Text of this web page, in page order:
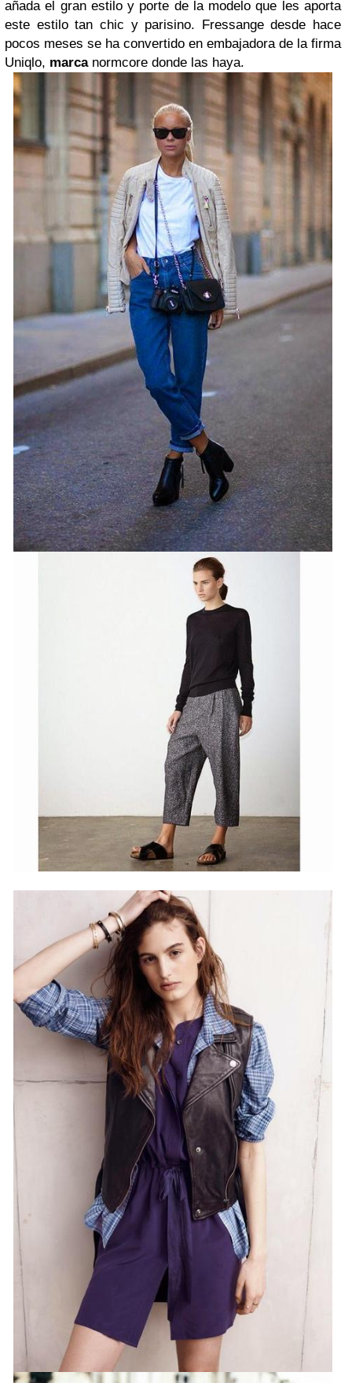
añada el gran estilo y porte de la modelo que les aporta
este estilo tan chic y parisino. Fressange desde hace
pocos meses se ha convertido en embajadora de la firma
Uniqlo, marcanormcore donde las haya.